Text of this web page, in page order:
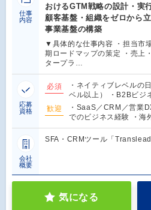
仕事
内容
おけるGTM戦略の設計・実
顧客基盤・組織をゼロから
事業基盤の構築
▼具体的な仕事内容 ・担当市
期ロードマップの策定 ・売上
タープラ…
応募
資格
必須
・ネイティブレベルの
ベル以上） ・B2Bビジ
歓迎
・SaaS／CRM／営業
でのビジネス経験 ・海
会社
概要
SFA・CRMツール「
気になる